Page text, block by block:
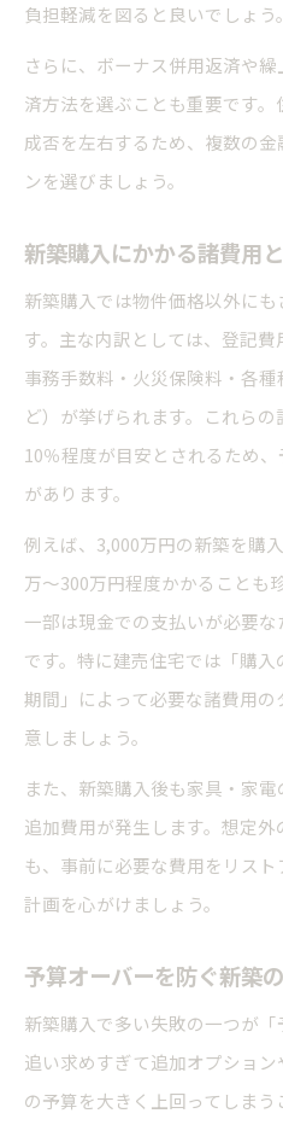
負担軽減を図ると良いでしょう。
さらに、ボーナス併用返済や
済方法を選ぶことも重要です
成否を左右するため、複数の
ンを選びましょう。
新築購入にかかる諸費用
新築購入では物件価格以外に
す。主な内訳としては、登記
事務手数料・火災保険料・各
ど）が挙げられます。これら
10％程度が目安とされるため
があります。
例えば、3,000万円の新築を購
万～300万円程度かかることも
一部は現金での支払いが必要
です。特に建売住宅では「購
期間」によって必要な諸費用
意しましょう。
また、新築購入後も家具・家
追加費用が発生します。想定
も、事前に必要な費用をリス
計画を心がけましょう。
予算オーバーを防ぐ新築
新築購入で多い失敗の一つが
追い求めすぎて追加オプショ
の予算を大きく上回ってしま